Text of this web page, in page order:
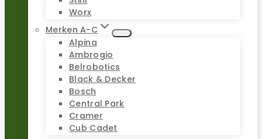
Worx
Merken A-C
Alpina
Ambrogio
Belrobotics
Black & Decker
Bosch
Central Park
Cramer
Cub Cadet